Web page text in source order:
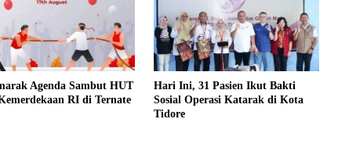
Agenda Sambut HUT
RI di Ternate
Hari Ini, 31 Pasien Ikut Bakti
Sosial Operasi Katarak di Kota
Tidore